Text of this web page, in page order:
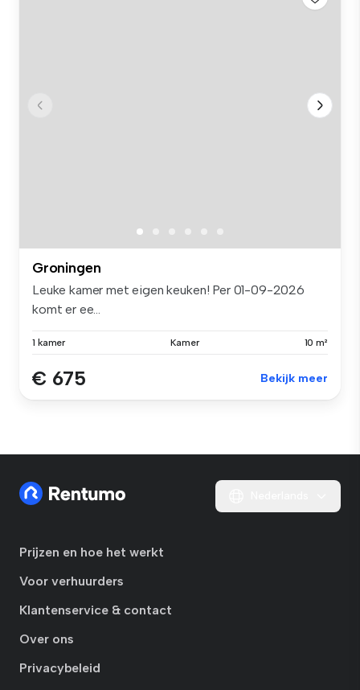
Groningen
Leuke kamer met eigen keuken! Per 01-09-2026
komt er ee...
1 kamer Kamer 10 m²
€ 675 Bekijk meer
Prijzen en hoe het werkt
Voor verhuurders
Klantenservice & contact
Over ons
Privacybeleid